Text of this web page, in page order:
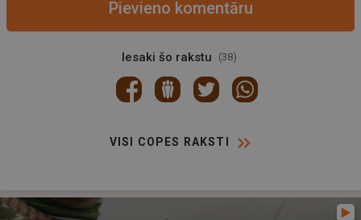
Pievieno komentāru
Iesaki šo rakstu 38
VISI COPES RAKSTI